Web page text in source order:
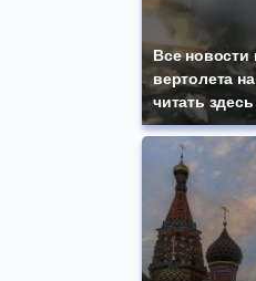
Все новости
вертолета
читать здесь